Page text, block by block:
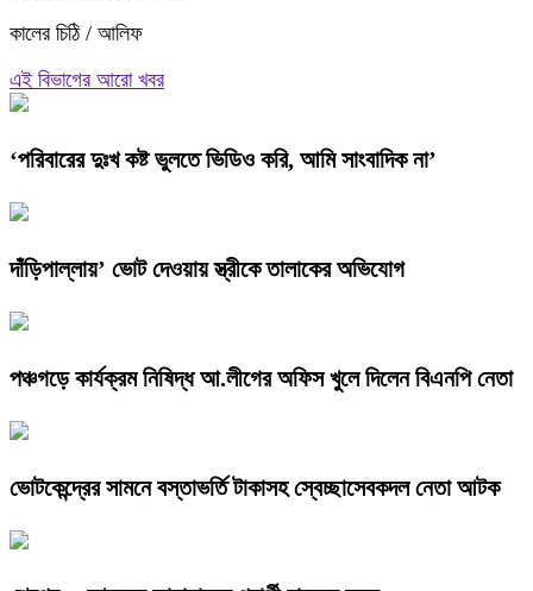
কালের চিঠি / আলিফ
এই বিভাগের আরো খবর
‘পরিবারের দুঃখ কষ্ট ভুলতে ভিডিও করি, আমি সাংবাদিক না’
দাঁড়িপাল্লায়’ ভোট দেওয়ায় স্ত্রীকে তালাকের অভিযোগ
পঞ্চগড়ে কার্যক্রম নিষিদ্ধ আ.লীগের অফিস খুলে দিলেন বিএনপি নেতা
ভোটকেন্দ্রের সামনে বস্তাভর্তি টাকাসহ স্বেচ্ছাসেবকদল নেতা আটক